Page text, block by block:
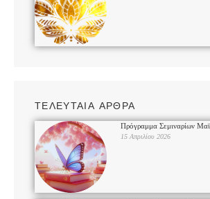
ΤΕΛΕΥΤΑΙΑ ΑΡΘΡΑ
Πρόγραμμα Σεμιναρίων
15 Απριλίου 2026